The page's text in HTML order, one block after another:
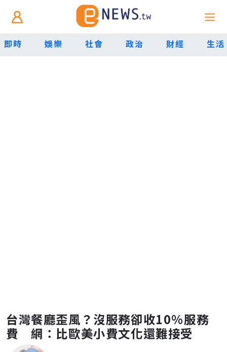
即時 娛樂 社會 政治 財經 生活
台灣餐廳歪風？沒服務卻收10%服務
費 網：比歐美小費文化還難接受